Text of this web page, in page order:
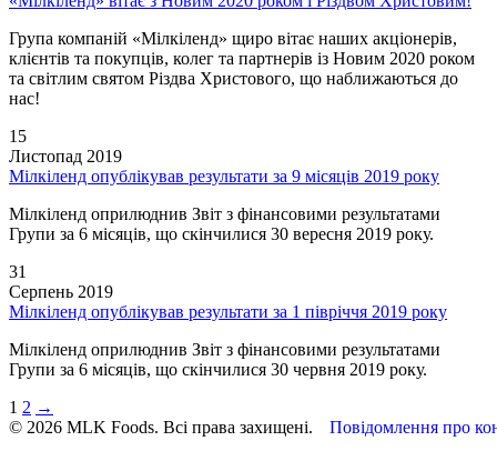
Група компаній «Мілкіленд» щиро вітає наших акціонерів,
клієнтів та покупців, колег та партнерів із Новим 2020 роком
та світлим святом Різдва Христового, що наближаються до
нас!
15
Листопад 2019
Мілкіленд опублікував результати за 9 місяців 2019 року
Мілкіленд оприлюднив Звіт з фінансовими результатами
Групи за 6 місяців, що скінчилися 30 вересня 2019 року.
31
Серпень 2019
Мілкіленд опублікував результати за 1 півріччя 2019 року
Мілкіленд оприлюднив Звіт з фінансовими результатами
Групи за 6 місяців, що скінчилися 30 червня 2019 року.
1 2 →
© 2026 MLK Foods. Всі права захищені.
Повідомлення про